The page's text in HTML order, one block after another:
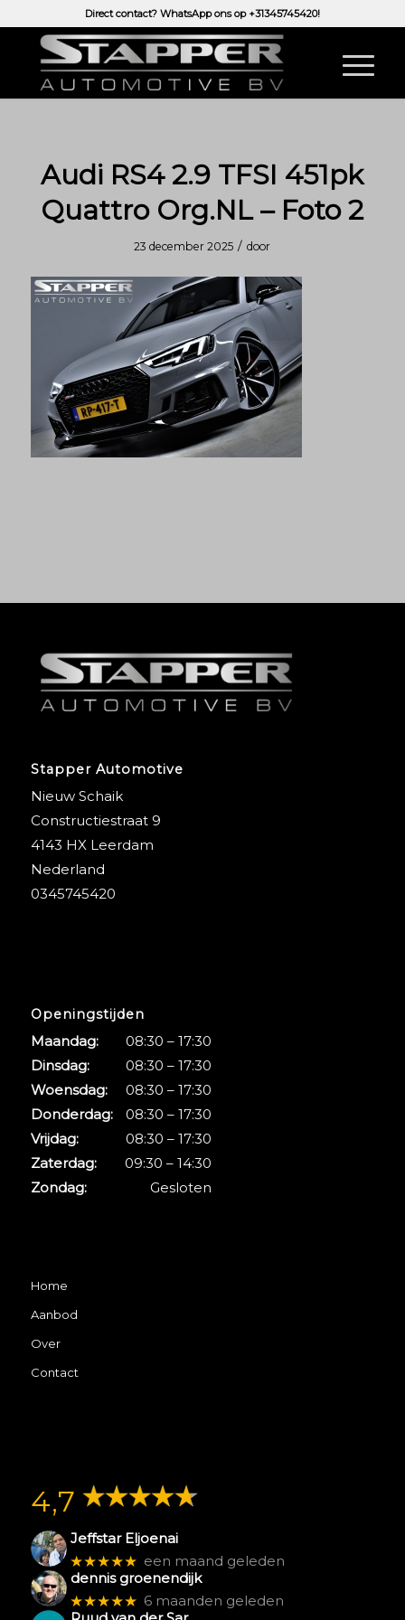
Direct contact? WhatsApp ons op +31345745420!
Audi RS4 2.9 TFSI 451pk
Quattro Org.NL – Foto 2
23 december 2025 / door
Stapper Automotive
Nieuw Schaik
Constructiestraat 9
4143 HX Leerdam
Nederland
0345745420
Openingstijden
Maandag:
08:30 – 17:30
Dinsdag:
08:30 – 17:30
Woensdag:
08:30 – 17:30
Donderdag:
08:30 – 17:30
Vrijdag:
08:30 – 17:30
Zaterdag:
09:30 – 14:30
Zondag:
Gesloten
Home
Aanbod
Over
Contact
4,7
Jeffstar Eljoenai
★★★★★ een maand geleden
dennis groenendijk
★★★★★ 6 maanden geleden